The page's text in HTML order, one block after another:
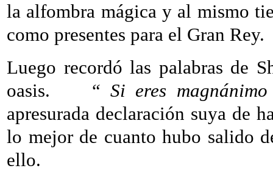
la alfombra mágica y al mismo
como presentes para el Gran Rey.
Luego recordó las palabras de
oasis.
“ Si eres
apresurada declaración suya de
lo mejor de cuanto hubo salido
ello.